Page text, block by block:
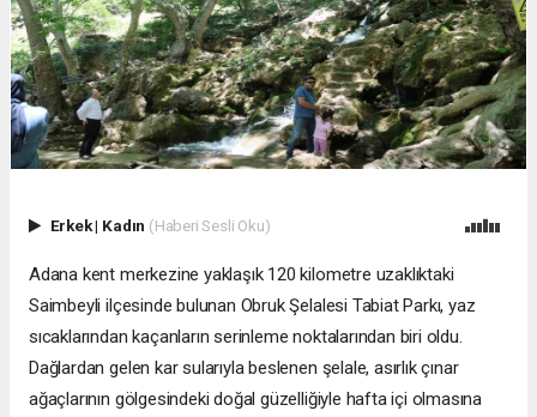
Erkek| Kadın (Haberi Sesli Oku)
Adana kent merkezine yaklaşık 120 kilometre uzaklıktaki
Saimbeyli ilçesinde bulunan Obruk Şelalesi Tabiat Parkı, yaz
sıcaklarından kaçanların serinleme noktalarından biri oldu.
Dağlardan gelen kar sularıyla beslenen şelale, asırlık çınar
ağaçlarının gölgesindeki doğal güzelliğiyle hafta içi olmasına